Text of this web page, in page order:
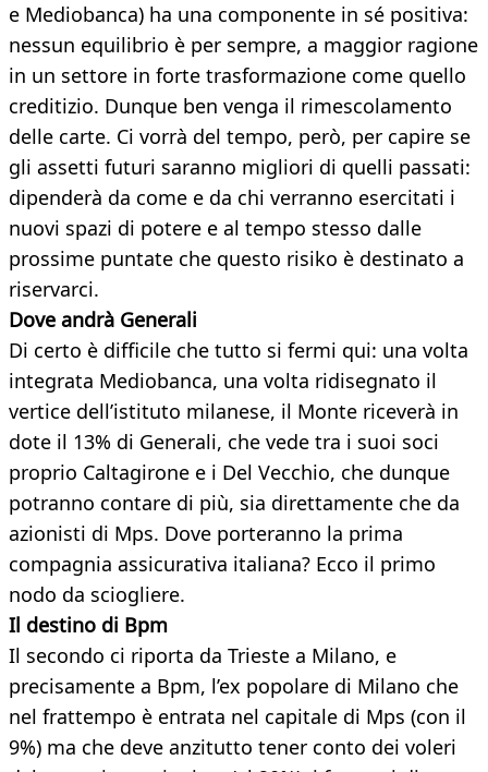
e Mediobanca) ha una componente in sé positiva:
nessun equilibrio è per sempre, a maggior ragione
in un settore in forte trasformazione come quello
creditizio. Dunque ben venga il rimescolamento
delle carte. Ci vorrà del tempo, però, per capire se
gli assetti futuri saranno migliori di quelli passati:
dipenderà da come e da chi verranno esercitati i
nuovi spazi di potere e al tempo stesso dalle
prossime puntate che questo risiko è destinato a
riservarci.
Dove andrà Generali
Di certo è difficile che tutto si fermi qui: una volta
integrata Mediobanca, una volta ridisegnato il
vertice dell’istituto milanese, il Monte riceverà in
dote il 13% di Generali, che vede tra i suoi soci
proprio Caltagirone e i Del Vecchio, che dunque
potranno contare di più, sia direttamente che da
azionisti di Mps. Dove porteranno la prima
compagnia assicurativa italiana? Ecco il primo
nodo da sciogliere.
Il destino di Bpm
Il secondo ci riporta da Trieste a Milano, e
precisamente a Bpm, l’ex popolare di Milano che
nel frattempo è entrata nel capitale di Mps (con il
9%) ma che deve anzitutto tener conto dei voleri